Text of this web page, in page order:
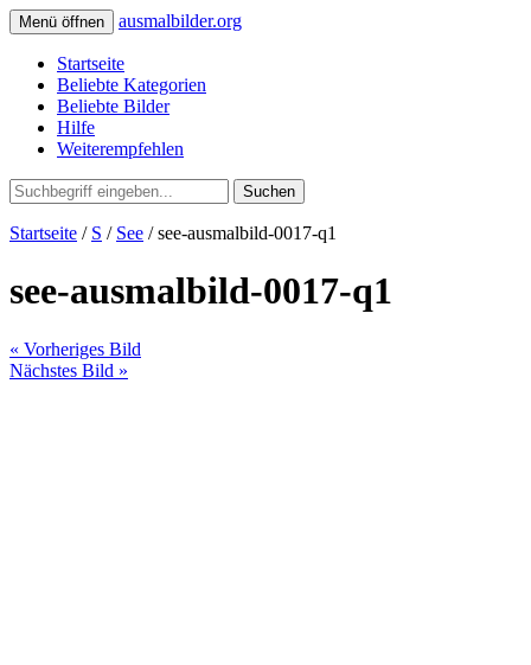
Menü öffnen ausmalbilder.org
Startseite
Beliebte Kategorien
Beliebte Bilder
Hilfe
Weiterempfehlen
Suchen
Startseite / S / See / see-ausmalbild-0017-q1
see-ausmalbild-0017-q1
« Vorheriges Bild
Nächstes Bild »